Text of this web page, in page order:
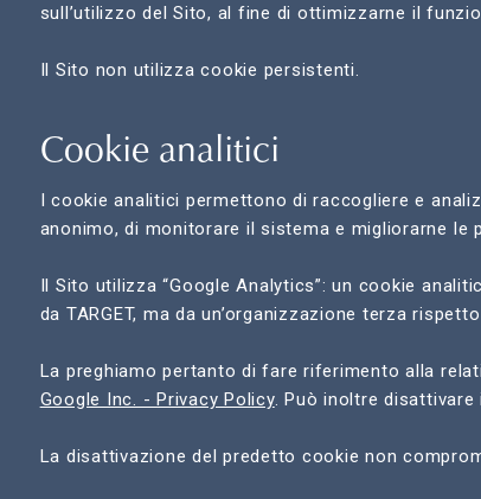
sull’utilizzo del Sito, al fine di ottimizzarne il
Il Sito non utilizza cookie persistenti.
Cookie analitici
I cookie analitici permettono di raccogliere e
anonimo, di monitorare il sistema e migliorarne le
Il Sito utilizza “Google Analytics”: un cookie
da TARGET, ma da un’organizzazione terza
La preghiamo pertanto di fare riferimento alla
Google Inc. - Privacy Policy. Può inoltre
La disattivazione del predetto cookie non